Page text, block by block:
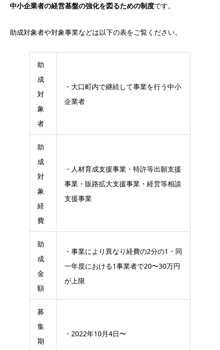
中小企業者の経営基盤の強化を図るための制度です。
助成対象者や対象事業などは以下の表をご覧ください。
助
成
対
象
者
・大口町内で継続して事業を行う中小
企業者
助
成
対
象
経
費
・人材育成支援事業・特許等出願支援
事業・販路拡大支援事業・経営等相談
支援事業
助
成
金
額
・事業により異なり経費の2分の1・同
一年度における1事業者で20〜30万円
が上限
募
集
期
・2022年10月4日〜